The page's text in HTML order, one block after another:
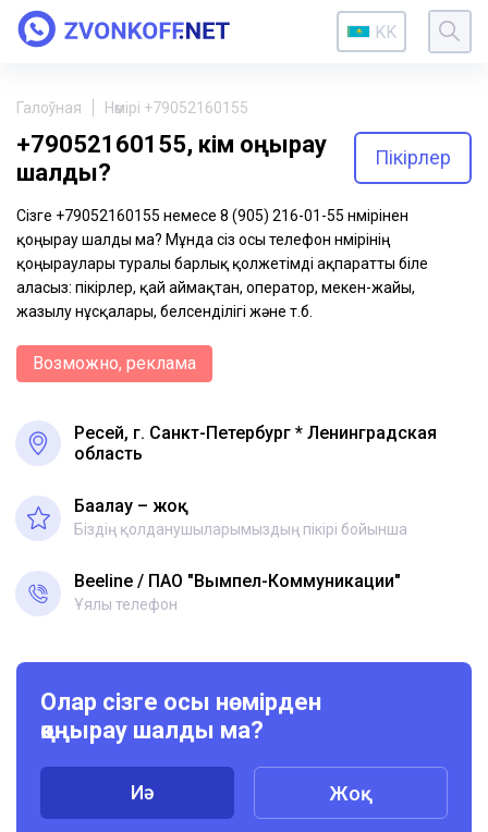
KK
Галоўная Нөмірі +79052160155
+79052160155, кім қоңырау
шалды?
Пікірлер
Сізге +79052160155 немесе 8 (905) 216-01-55 нөмірінен
қоңырау шалды ма? Мұнда сіз осы телефон нөмірінің
қоңыраулары туралы барлық қолжетімді ақпаратты біле
аласыз: пікірлер, қай аймақтан, оператор, мекен-жайы,
жазылу нұсқалары, белсенділігі және т.б.
Возможно, реклама
Ресей, г. Санкт-Петербург * Ленинградская
область
Бағалау – жоқ
Біздің қолданушыларымыздың пікірі бойынша
Beeline ПАО "Вымпел-Коммуникации"
Ұялы телефон
Олар сізге осы нөмірден
қоңырау шалды ма?
Иә Жоқ